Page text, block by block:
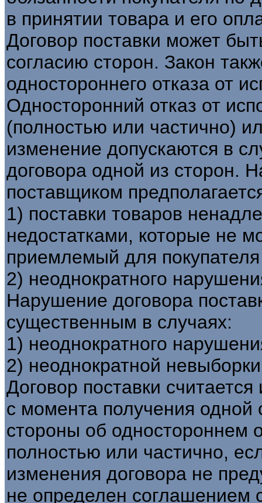
в принятии товара и его
Договор поставки может
согласию сторон. Закон
одностороннего отказа от
Односторонний отказ от
(полностью или частично)
изменение допускаются в
договора одной из сторон.
поставщиком
1) поставки товаров
недостатками, которые не
приемлемый для покупателя
2) неоднократного
Нарушение договора
существенным в случаях:
1) неоднократного
2) неоднократной
Договор поставки
с момента получения одной
стороны об одностороннем
полностью или частично,
изменения договора не
не определен соглашением